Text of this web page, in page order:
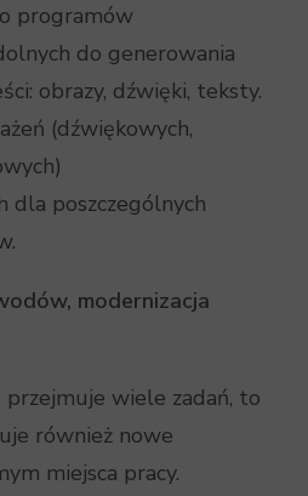
programów
do generowania
obrazy, dźwięki, teksty.
(dźwiękowych,
dla poszczególnych
modernizacja
wiele zadań, to
również nowe
miejsca pracy.